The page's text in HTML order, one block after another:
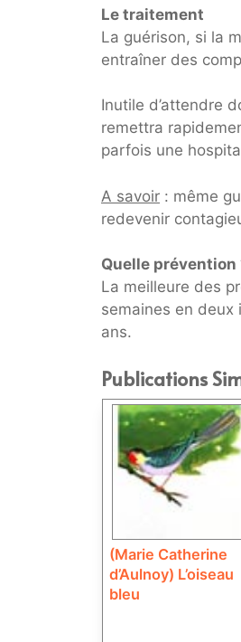
Le traitement
La guérison, si la
entraîner des
Inutile d’attendre
remettra
parfois une
A savoir : même
redevenir
Quelle prévention
La meilleure des
semaines en deux
ans.
Publications
(Marie Catherine
d’Aulnoy) L’oiseau
bleu